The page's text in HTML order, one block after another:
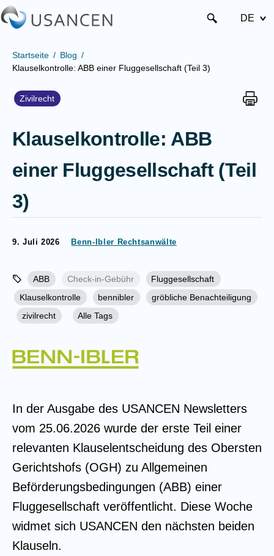
DE
Startseite
Blog
Klauselkontrolle: ABB einer Fluggesellschaft (Teil 3)
Zivilrecht
Klauselkontrolle: ABB
einer Fluggesellschaft (Teil
3)
9. Juli 2026 Benn-Ibler Rechtsanwälte
ABB Check-in-Gebühr
Fluggesellschaft
Klauselkontrolle
bennibler
gröbliche Benachteiligung
zivilrecht
Alle Tags
In der Ausgabe des USANCEN Newsletters
vom 25.06.2026 wurde der erste Teil einer
relevanten Klauselentscheidung des Obersten
Gerichtshofs (OGH) zu Allgemeinen
Beförderungsbedingungen (ABB) einer
Fluggesellschaft veröffentlicht. Diese Woche
widmet sich USANCEN den nächsten beiden
Klauseln.